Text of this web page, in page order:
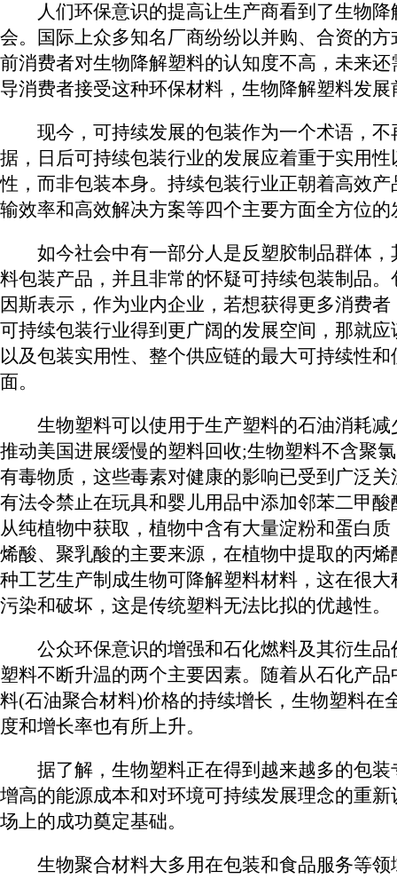
人们环保意识的提高让生产商看到了生物降
会。国际上众多知名厂商纷纷以并购、合资的
前消费者对生物降解塑料的认知度不高，未来
导消费者接受这种环保材料，生物降解塑料发展
现今，可持续发展的包装作为一个术语，不
据，日后可持续包装行业的发展应着重于实用
性，而非包装本身。持续包装行业正朝着高效
输效率和高效解决方案等四个主要方面全方位的
如今社会中有一部分人是反塑胶制品群体，
料包装产品，并且非常的怀疑可持续包装制品
因斯表示，作为业内企业，若想获得更多消费
可持续包装行业得到更广阔的发展空间，那就
以及包装实用性、整个供应链的最大可持续性
面。
生物塑料可以使用于生产塑料的石油消耗减
推动美国进展缓慢的塑料回收;生物塑料不含聚
有毒物质，这些毒素对健康的影响已受到广泛
有法令禁止在玩具和婴儿用品中添加邻苯二甲
从纯植物中获取，植物中含有大量淀粉和蛋白
烯酸、聚乳酸的主要来源，在植物中提取的丙
种工艺生产制成生物可降解塑料材料，这在很
污染和破坏，这是传统塑料无法比拟的优越性。
公众环保意识的增强和石化燃料及其衍生品
塑料不断升温的两个主要因素。随着从石化产
料(石油聚合材料)价格的持续增长，生物塑料在
度和增长率也有所上升。
据了解，生物塑料正在得到越来越多的包装
增高的能源成本和对环境可持续发展理念的重
场上的成功奠定基础。
生物聚合材料大多用在包装和食品服务等领